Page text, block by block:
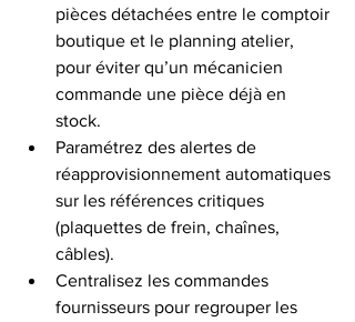
pièces détachées entre le comptoir
boutique et le planning atelier,
pour éviter qu’un mécanicien
commande une pièce déjà en
stock.
Paramétrez des alertes de
réapprovisionnement automatiques
sur les références critiques
(plaquettes de frein, chaînes,
câbles).
Centralisez les commandes
fournisseurs pour regrouper les